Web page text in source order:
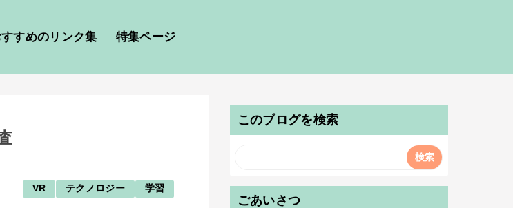
すめのリンク集 特集ページ
VR テクノロジー 学習
このブログを検索
ごあいさつ